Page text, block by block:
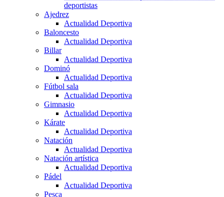
deportistas
Ajedrez
Actualidad Deportiva
Baloncesto
Actualidad Deportiva
Billar
Actualidad Deportiva
Dominó
Actualidad Deportiva
Fútbol sala
Actualidad Deportiva
Gimnasio
Actualidad Deportiva
Kárate
Actualidad Deportiva
Natación
Actualidad Deportiva
Natación artística
Actualidad Deportiva
Pádel
Actualidad Deportiva
Pesca